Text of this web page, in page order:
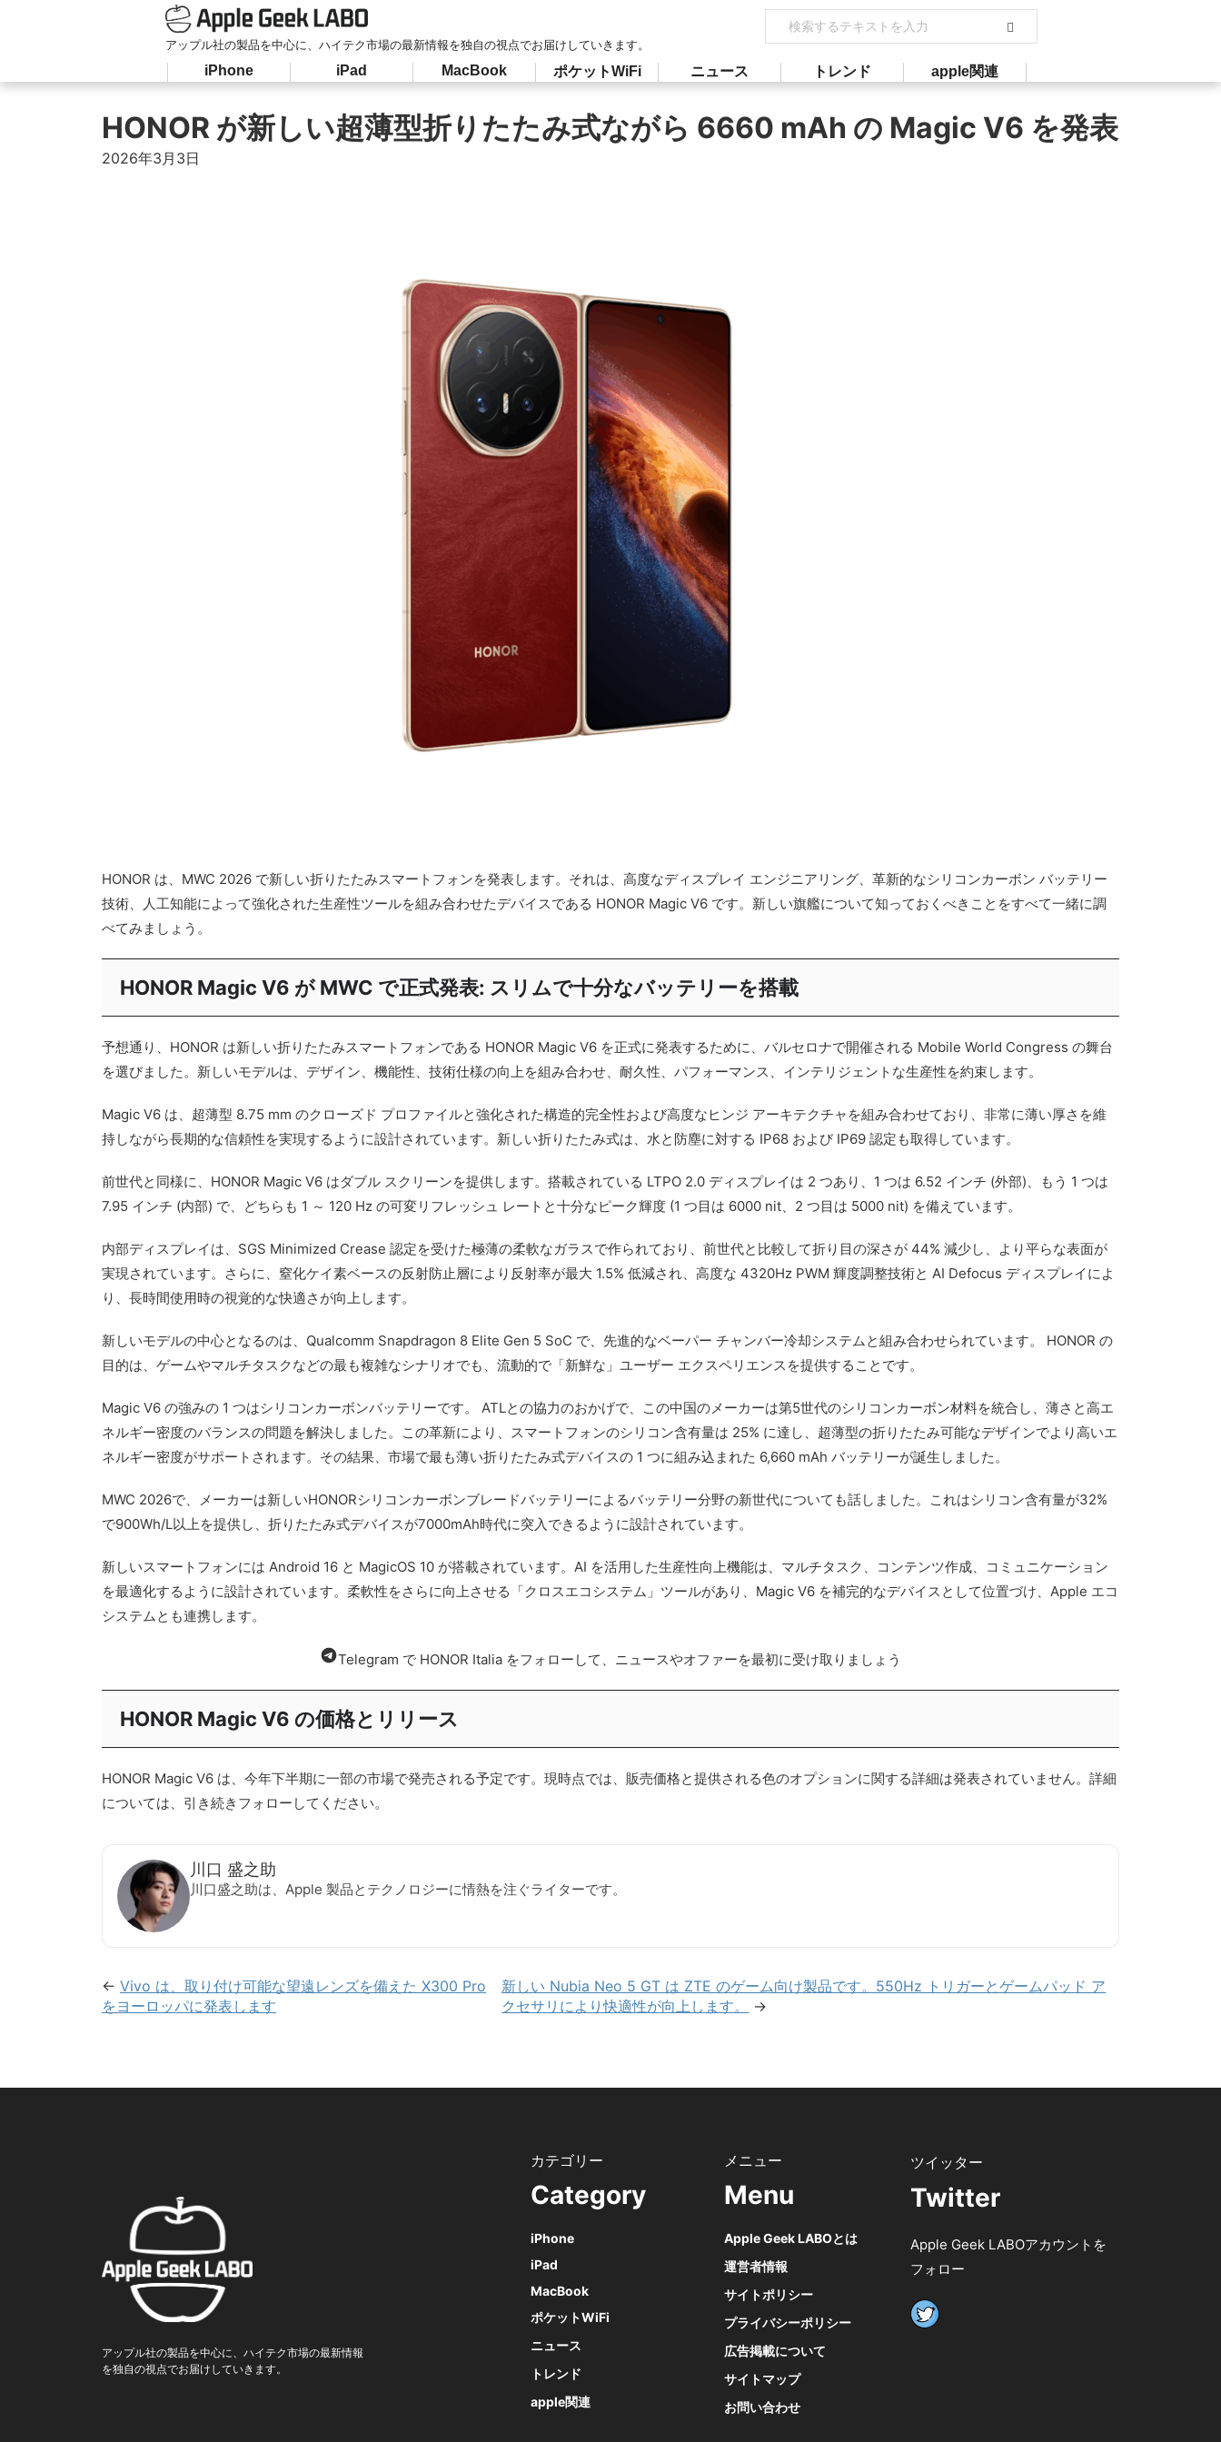
アップル社の製品を中心に、ハイテク市場の最新情報を独自の視点でお届けしていきます。
iPhone iPad MacBook ポケットWiFi ニュース トレンド apple関連
HONOR が新しい超薄型折りたたみ式ながら 6660 mAh の Magic V6 を発表
2026年3月3日
HONOR は、MWC 2026 で新しい折りたたみスマートフォンを発表します。それは、高度なディスプレイ エンジニアリング、革新的なシリコンカーボン バッテリー
技術、人工知能によって強化された生産性ツールを組み合わせたデバイスである HONOR Magic V6 です。新しい旗艦について知っておくべきことをすべて一緒に調
べてみましょう。
HONOR Magic V6 が MWC で正式発表: スリムで十分なバッテリーを搭載
予想通り、HONOR は新しい折りたたみスマートフォンである HONOR Magic V6 を正式に発表するために、バルセロナで開催される Mobile World Congress の舞台
を選びました。新しいモデルは、デザイン、機能性、技術仕様の向上を組み合わせ、耐久性、パフォーマンス、インテリジェントな生産性を約束します。
Magic V6 は、超薄型 8.75 mm のクローズド プロファイルと強化された構造的完全性および高度なヒンジ アーキテクチャを組み合わせており、非常に薄い厚さを維
持しながら長期的な信頼性を実現するように設計されています。新しい折りたたみ式は、水と防塵に対する IP68 および IP69 認定も取得しています。
前世代と同様に、HONOR Magic V6 はダブル スクリーンを提供します。搭載されている LTPO 2.0 ディスプレイは 2 つあり、1 つは 6.52 インチ (外部)、もう 1 つは
7.95 インチ (内部) で、どちらも 1 ～ 120 Hz の可変リフレッシュ レートと十分なピーク輝度 (1 つ目は 6000 nit、2 つ目は 5000 nit) を備えています。
内部ディスプレイは、SGS Minimized Crease 認定を受けた極薄の柔軟なガラスで作られており、前世代と比較して折り目の深さが 44% 減少し、より平らな表面が
実現されています。さらに、窒化ケイ素ベースの反射防止層により反射率が最大 1.5% 低減され、高度な 4320Hz PWM 輝度調整技術と AI Defocus ディスプレイによ
り、長時間使用時の視覚的な快適さが向上します。
新しいモデルの中心となるのは、Qualcomm Snapdragon 8 Elite Gen 5 SoC で、先進的なベーパー チャンバー冷却システムと組み合わせられています。 HONOR の
目的は、ゲームやマルチタスクなどの最も複雑なシナリオでも、流動的で「新鮮な」ユーザー エクスペリエンスを提供することです。
Magic V6 の強みの 1 つはシリコンカーボンバッテリーです。 ATLとの協力のおかげで、この中国のメーカーは第5世代のシリコンカーボン材料を統合し、薄さと高エ
ネルギー密度のバランスの問題を解決しました。この革新により、スマートフォンのシリコン含有量は 25% に達し、超薄型の折りたたみ可能なデザインでより高いエ
ネルギー密度がサポートされます。その結果、市場で最も薄い折りたたみ式デバイスの 1 つに組み込まれた 6,660 mAh バッテリーが誕生しました。
MWC 2026で、メーカーは新しいHONORシリコンカーボンブレードバッテリーによるバッテリー分野の新世代についても話しました。これはシリコン含有量が32%
で900Wh/L以上を提供し、折りたたみ式デバイスが7000mAh時代に突入できるように設計されています。
新しいスマートフォンには Android 16 と MagicOS 10 が搭載されています。AI を活用した生産性向上機能は、マルチタスク、コンテンツ作成、コミュニケーション
を最適化するように設計されています。柔軟性をさらに向上させる「クロスエコシステム」ツールがあり、Magic V6 を補完的なデバイスとして位置づけ、Apple エコ
システムとも連携します。
Telegram で HONOR Italia をフォローして、ニュースやオファーを最初に受け取りましょう
HONOR Magic V6 の価格とリリース
HONOR Magic V6 は、今年下半期に一部の市場で発売される予定です。現時点では、販売価格と提供される色のオプションに関する詳細は発表されていません。詳細
については、引き続きフォローしてください。
川口 盛之助
川口盛之助は、Apple 製品とテクノロジーに情熱を注ぐライターです。
← Vivo は、取り付け可能な望遠レンズを備えた X300 Pro
をヨーロッパに発表します
新しい Nubia Neo 5 GT は ZTE のゲーム向け製品です。550Hz トリガーとゲームパッド ア
クセサリにより快適性が向上します。
→
アップル社の製品を中心に、ハイテク市場の最新情報
を独自の視点でお届けしていきます。
Category
iPhone
iPad
MacBook
ポケットWiFi
ニュース
トレンド
apple関連
Menu
Apple Geek LABOとは
運営者情報
サイトポリシー
プライバシーポリシー
広告掲載について
サイトマップ
お問い合わせ
Twitter
Apple Geek LABOアカウントを
フォロー